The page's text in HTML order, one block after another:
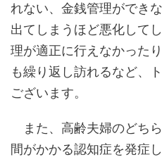
れない、金銭管理ができ
出てしまうほど悪化して
理が適正に行えなかった
も繰り返し訪れるなど、
ございます。
また、高齢夫婦のどち
間がかかる認知症を発症